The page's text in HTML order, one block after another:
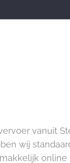
vanuit
wij